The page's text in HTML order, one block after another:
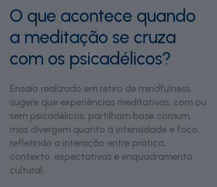
O que acontece quando
a meditação se cruza
com os psicadélicos?
Ensaio realizado em retiro de mindfulness
sugere que experiências meditativas, com ou
sem psicadélicos, partilham base comum,
mas divergem quanto à intensidade e foco,
refletindo a interação entre prática,
contexto, expectativas e enquadramento
cultural.